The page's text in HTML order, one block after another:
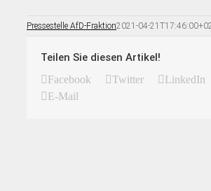
Pressestelle AfD-Fraktion2021-04-
Teilen Sie diesen Artikel!
Facebook Twitter LinkedIn
E-Mail